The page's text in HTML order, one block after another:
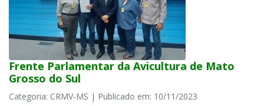
Frente Parlamentar da Avicultura de Mato
Grosso do Sul
Categoria: CRMV-MS | Publicado em: 10/11/2023